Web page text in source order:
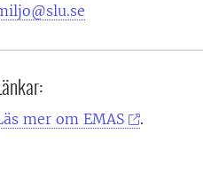
mer om EMAS .